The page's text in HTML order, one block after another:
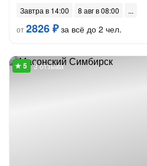
Завтра в 14:00
8 авг в 08:00
от2826 ₽за всё до 2 чел.
3 отзыва